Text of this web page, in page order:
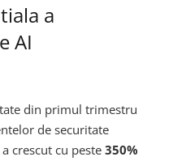
a
AI
din primul trimestru
de securitate
crescut cu peste 350%